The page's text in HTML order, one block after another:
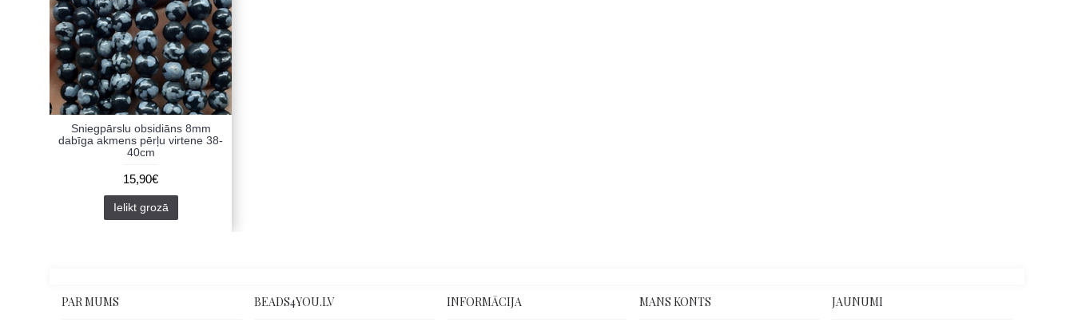
Sniegpārslu obsidiāns 8mm
dabīga akmens pērļu virtene 38-
40cm
15,90€
Ielikt grozā
PAR MUMS BEADS4YOU.LV INFORMĀCIJA MANS KONTS JAUNUMI